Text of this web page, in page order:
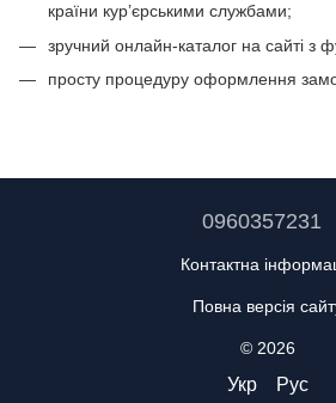
країни кур’єрськими службами;
зручний онлайн-каталог на сайті з
просту процедуру оформлення
0960357231
Контактна
Повна версія
© 2026
Укр Рус